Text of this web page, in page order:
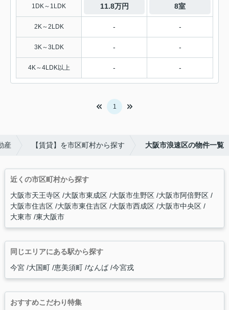
1DK～1LDK 11.8万円 8室
2K～2LDK - -
3K～3LDK - -
4K～4LDK以上 - -
1
産 【賃貸】を市区町村から探す 大阪市浪速区の物件一覧
近くの市区町村から探す
大阪市天王寺区 大阪市東成区 大阪市生野区 大阪市阿倍野区
大阪市住吉区 大阪市東住吉区 大阪市西成区 大阪市中央区
大東市 東大阪市
同じエリアにある駅から探す
今宮 大国町 恵美須町 なんば 今宮戎
おすすめこだわり特集